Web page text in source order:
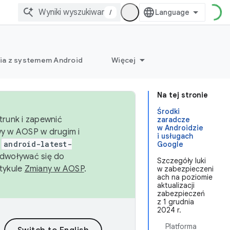
/
z systemem Android Więcej
Na tej stronie
Środki
zaradcze
w Androidzie
i usługach
Google
Szczegóły luki
w zabezpieczeni
ach na poziomie
aktualizacji
zabezpieczeń
z 1 grudnia
2024 r.
Platforma
i zapewnić
w AOSP w drugim i
android-latest-
się do
Zmiany w AOSP.